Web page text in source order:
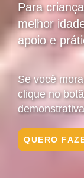
Para
melhor
apoio e
Se você
clique no
QUERO